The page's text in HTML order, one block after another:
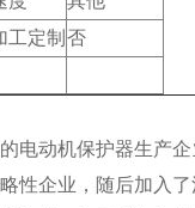
工定制 否
电动机保护器生产
性企业，随后加入